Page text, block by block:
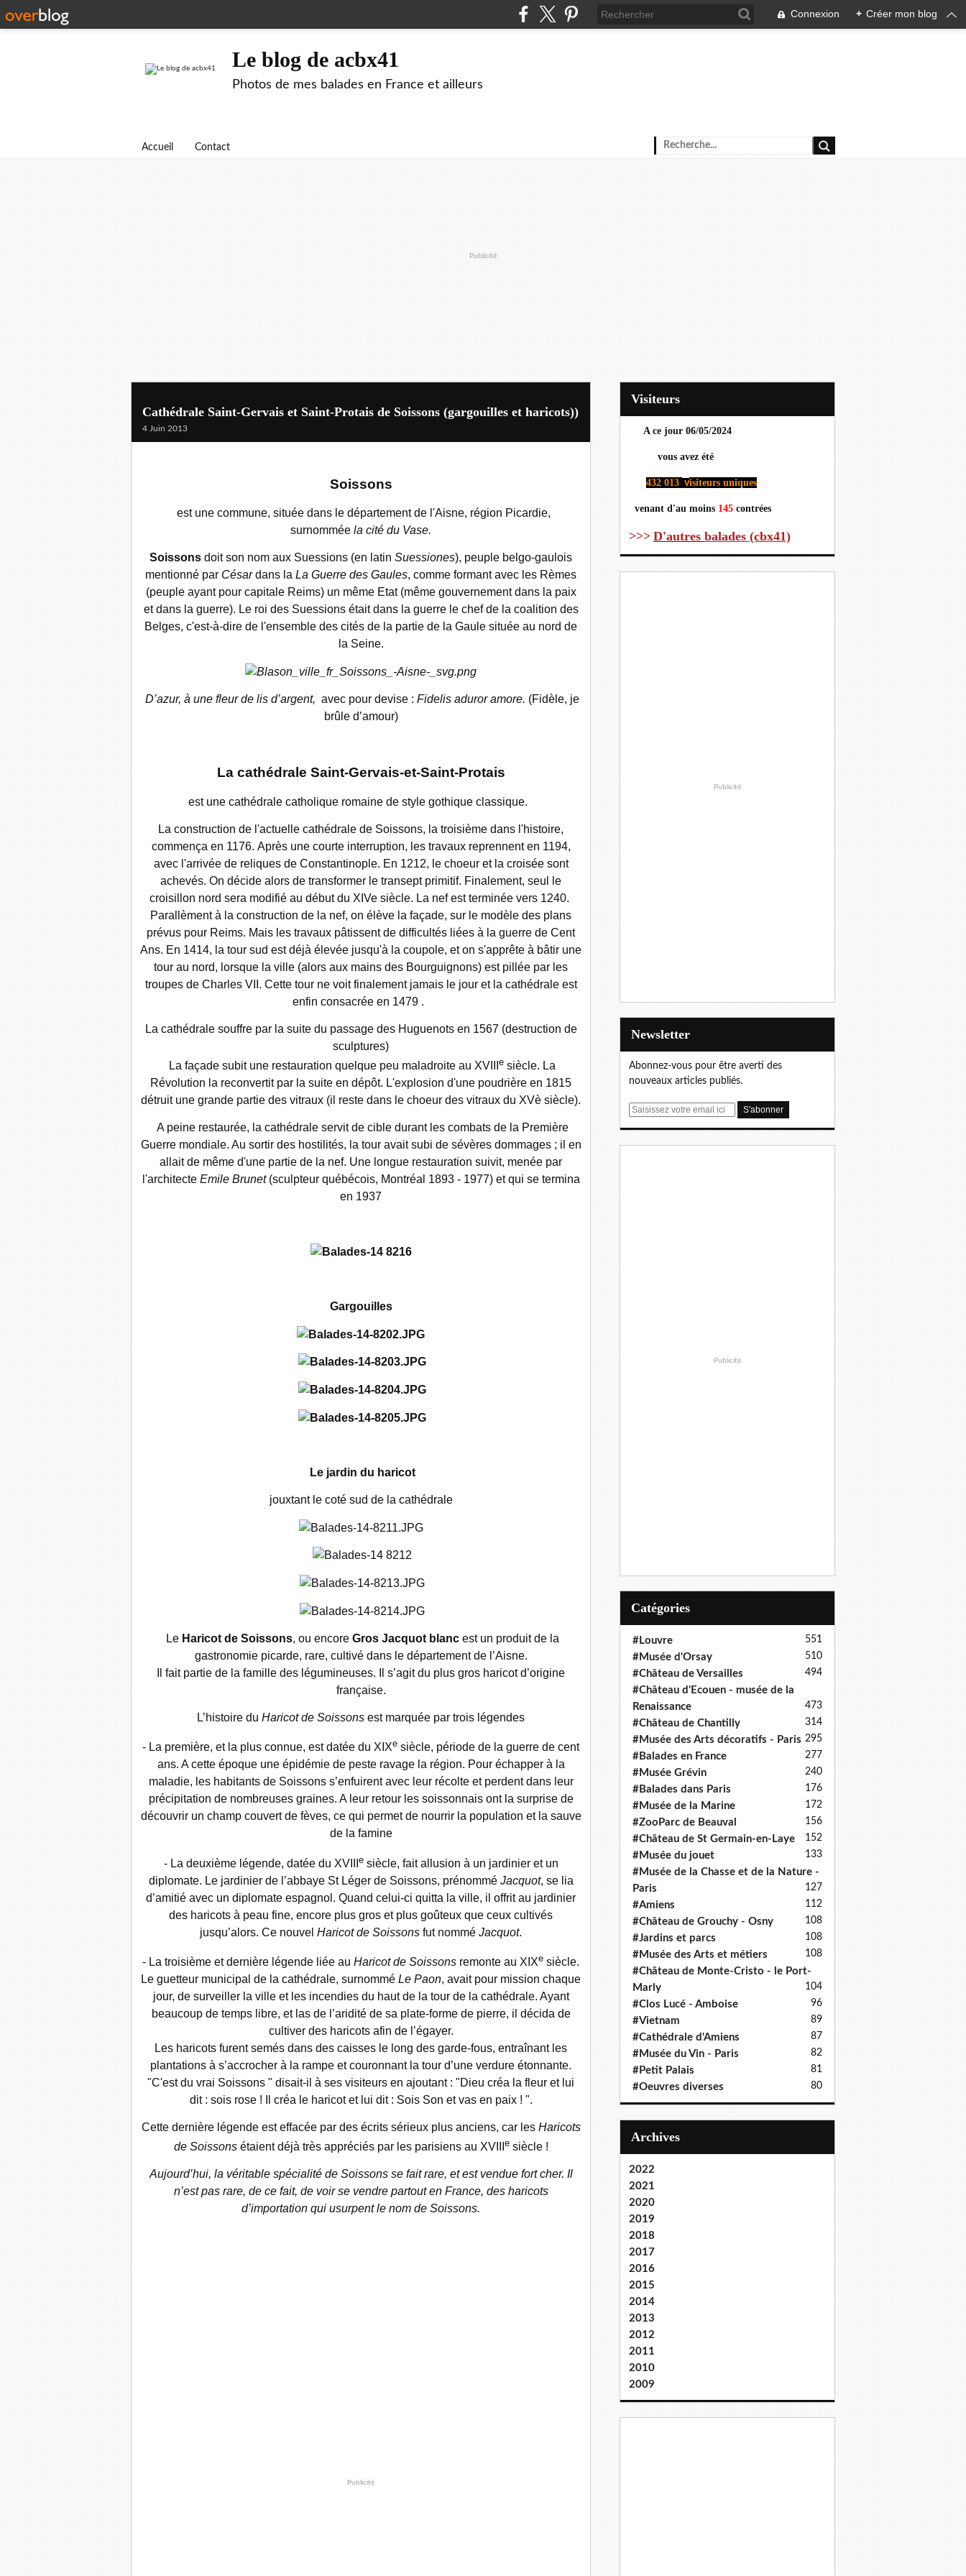
Connexion + Créer mon blog
Le blog de acbx41
Photos de mes balades en France et ailleurs
Accueil Contact
Publicité
Cathédrale Saint-Gervais et Saint-Protais de Soissons (gargouilles et haricots))
4 Juin 2013
Soissons
est une commune, située dans le département de l'Aisne, région Picardie,
surnommée la cité du Vase.
Soissons doit son nom aux Suessions (en latin Suessiones), peuple belgo-gaulois
mentionné par Césardans la La Guerre des Gaules, comme formant avec les Rèmes
(peuple ayant pour capitale Reims) un même Etat (même gouvernement dans la paix
et dans la guerre). Le roi des Suessions était dans la guerre le chef de la coalition des
Belges, c'est-à-dire de l'ensemble des cités de la partie de la Gaule située au nord de
la Seine.
D’azur, à une fleur de lis d’argent, avec pour devise : Fidelis aduror amore. (Fidèle, je
brûle d’amour)
La cathédrale Saint-Gervais-et-Saint-Protais
est une cathédrale catholique romaine de style gothique classique.
La construction de l'actuelle cathédrale de Soissons, la troisième dans l'histoire,
commença en 1176. Après une courte interruption, les travaux reprennent en 1194,
avec l'arrivée de reliques de Constantinople. En 1212, le choeur et la croisée sont
achevés. On décide alors de transformer le transept primitif. Finalement, seul le
croisillon nord sera modifié au début du XIVe siècle. La nef est terminée vers 1240.
Parallèment à la construction de la nef, on élève la façade, sur le modèle des plans
prévus pour Reims. Mais les travaux pâtissent de difficultés liées à la guerre de Cent
Ans. En 1414, la tour sud est déjà élevée jusqu'à la coupole, et on s'apprête à bâtir une
tour au nord, lorsque la ville (alors aux mains des Bourguignons) est pillée par les
troupes de Charles VII. Cette tour ne voit finalement jamais le jour et la cathédrale est
enfin consacrée en 1479 .
La cathédrale souffre par la suite du passage des Huguenots en 1567 (destruction de
sculptures)
La façade subit une restauration quelque peu maladroite au XVIII e siècle. La
Révolution la reconvertit par la suite en dépôt. L'explosion d'une poudrière en 1815
détruit une grande partie des vitraux (il reste dans le choeur des vitraux du XVè siècle).
A peine restaurée, la cathédrale servit de cible durant les combats de la Première
Guerre mondiale. Au sortir des hostilités, la tour avait subi de sévères dommages ; il en
allait de même d'une partie de la nef. Une longue restauration suivit, menée par
l'architecte Emile Brunet(sculpteur québécois, Montréal 1893 - 1977) et qui se termina
en 1937
Gargouilles
Le jardin du haricot
jouxtant le coté sud de la cathédrale
Le Haricot de Soissons, ou encore Gros Jacquot blancest un produit de la
gastronomie picarde, rare, cultivé dans le département de l’Aisne.
Il fait partie de la famille des légumineuses. Il s’agit du plus gros haricot d’origine
française.
L’histoire du Haricot de Soissons est marquée par trois légendes
- La première, et la plus connue, est datée du XIXe siècle, période de la guerre de cent
ans. A cette époque une épidémie de peste ravage la région. Pour échapper à la
maladie, les habitants de Soissons s’enfuirent avec leur récolte et perdent dans leur
précipitation de nombreuses graines. A leur retour les soissonnais ont la surprise de
découvrir un champ couvert de fèves, ce qui permet de nourrir la population et la sauve
de la famine
- La deuxième légende, datée du XVIII esiècle, fait allusion à un jardinier et un
diplomate. Le jardinier de l’abbaye St Léger de Soissons, prénommé Jacquot, se lia
d’amitié avec un diplomate espagnol. Quand celui-ci quitta la ville, il offrit au jardinier
des haricots à peau fine, encore plus gros et plus goûteux que ceux cultivés
jusqu’alors. Ce nouvel Haricot de Soissons fut nommé Jacquot.
- La troisième et dernière légende liée au Haricot de Soissons remonte au XIXe siècle.
Le guetteur municipal de la cathédrale, surnommé Le Paon, avait pour mission chaque
jour, de surveiller la ville et les incendies du haut de la tour de la cathédrale. Ayant
beaucoup de temps libre, et las de l’aridité de sa plate-forme de pierre, il décida de
cultiver des haricots afin de l’égayer.
Les haricots furent semés dans des caisses le long des garde-fous, entraînant les
plantations à s’accrocher à la rampe et couronnant la tour d’une verdure étonnante.
"C'est du vrai Soissons " disait-il à ses visiteurs en ajoutant : "Dieu créa la fleur et lui
dit : sois rose ! Il créa le haricot et lui dit : Sois Son et vas en paix ! ".
Cette dernière légende est effacée par des écrits sérieux plus anciens, car les Haricots
de Soissonsétaient déjà très appréciés par les parisiens au XVIII esiècle !
Aujourd’hui, la véritable spécialité de Soissons se fait rare, et est vendue fort cher. Il
n’est pas rare, de ce fait, de voir se vendre partout en France, des haricots
d’importation qui usurpent le nom de Soissons.
Publicité
Visiteurs
A ce jour 06/05/2024
vous avez été
432 013 visiteurs uniques
venant d'au moins 145 contrées
>>> D'autres balades (cbx41)
Publicité
Newsletter
Abonnez-vous pour être averti des
nouveaux articles publiés.
E
Publicité
Catégories
#Louvre 551
#Musée d'Orsay 510
#Château de Versailles 494
#Château d'Ecouen - musée de la
Renaissance
473
#Château de Chantilly 314
#Musée des Arts décoratifs - Paris 295
#Balades en France 277
#Musée Grévin 240
#Balades dans Paris 176
#Musée de la Marine 172
#ZooParc de Beauval 156
#Château de St Germain-en-Laye 152
#Musée du jouet 133
#Musée de la Chasse et de la Nature -
Paris
127
#Amiens 112
#Château de Grouchy - Osny 108
#Jardins et parcs 108
#Musée des Arts et métiers 108
#Château de Monte-Cristo - le Port-
Marly
104
#Clos Lucé - Amboise 96
#Vietnam 89
#Cathédrale d'Amiens 87
#Musée du Vin - Paris 82
#Petit Palais 81
#Oeuvres diverses 80
Archives
2022
2021
2020
2019
2018
2017
2016
2015
2014
2013
2012
2011
2010
2009